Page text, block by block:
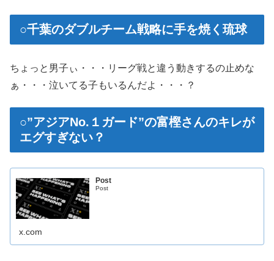
○千葉のダブルチーム戦略に手を焼く琉球
ちょっと男子ぃ・・・リーグ戦と違う動きするの止めな
ぁ・・・泣いてる子もいるんだよ・・・？
○”アジアNo.１ガード”の富樫さんのキレが
エグすぎない？
Post
Post
x.com